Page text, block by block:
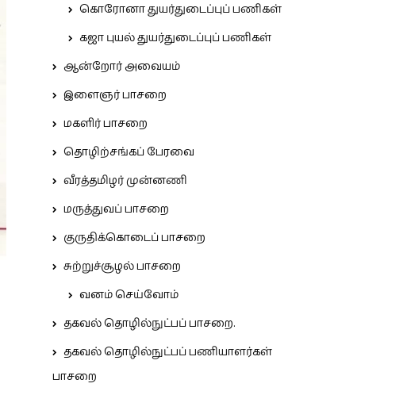
கொரோனா துயர்துடைப்புப் பணிகள்
கஜா புயல் துயர்துடைப்புப் பணிகள்
ஆன்றோர் அவையம்
இளைஞர் பாசறை
மகளிர் பாசறை
தொழிற்சங்கப் பேரவை
வீரத்தமிழர் முன்னணி
மருத்துவப் பாசறை
குருதிக்கொடைப் பாசறை
சுற்றுச்சூழல் பாசறை
வனம் செய்வோம்
தகவல் தொழில்நுட்பப் பாசறை.
தகவல் தொழில்நுட்பப் பணியாளர்கள்
பாசறை